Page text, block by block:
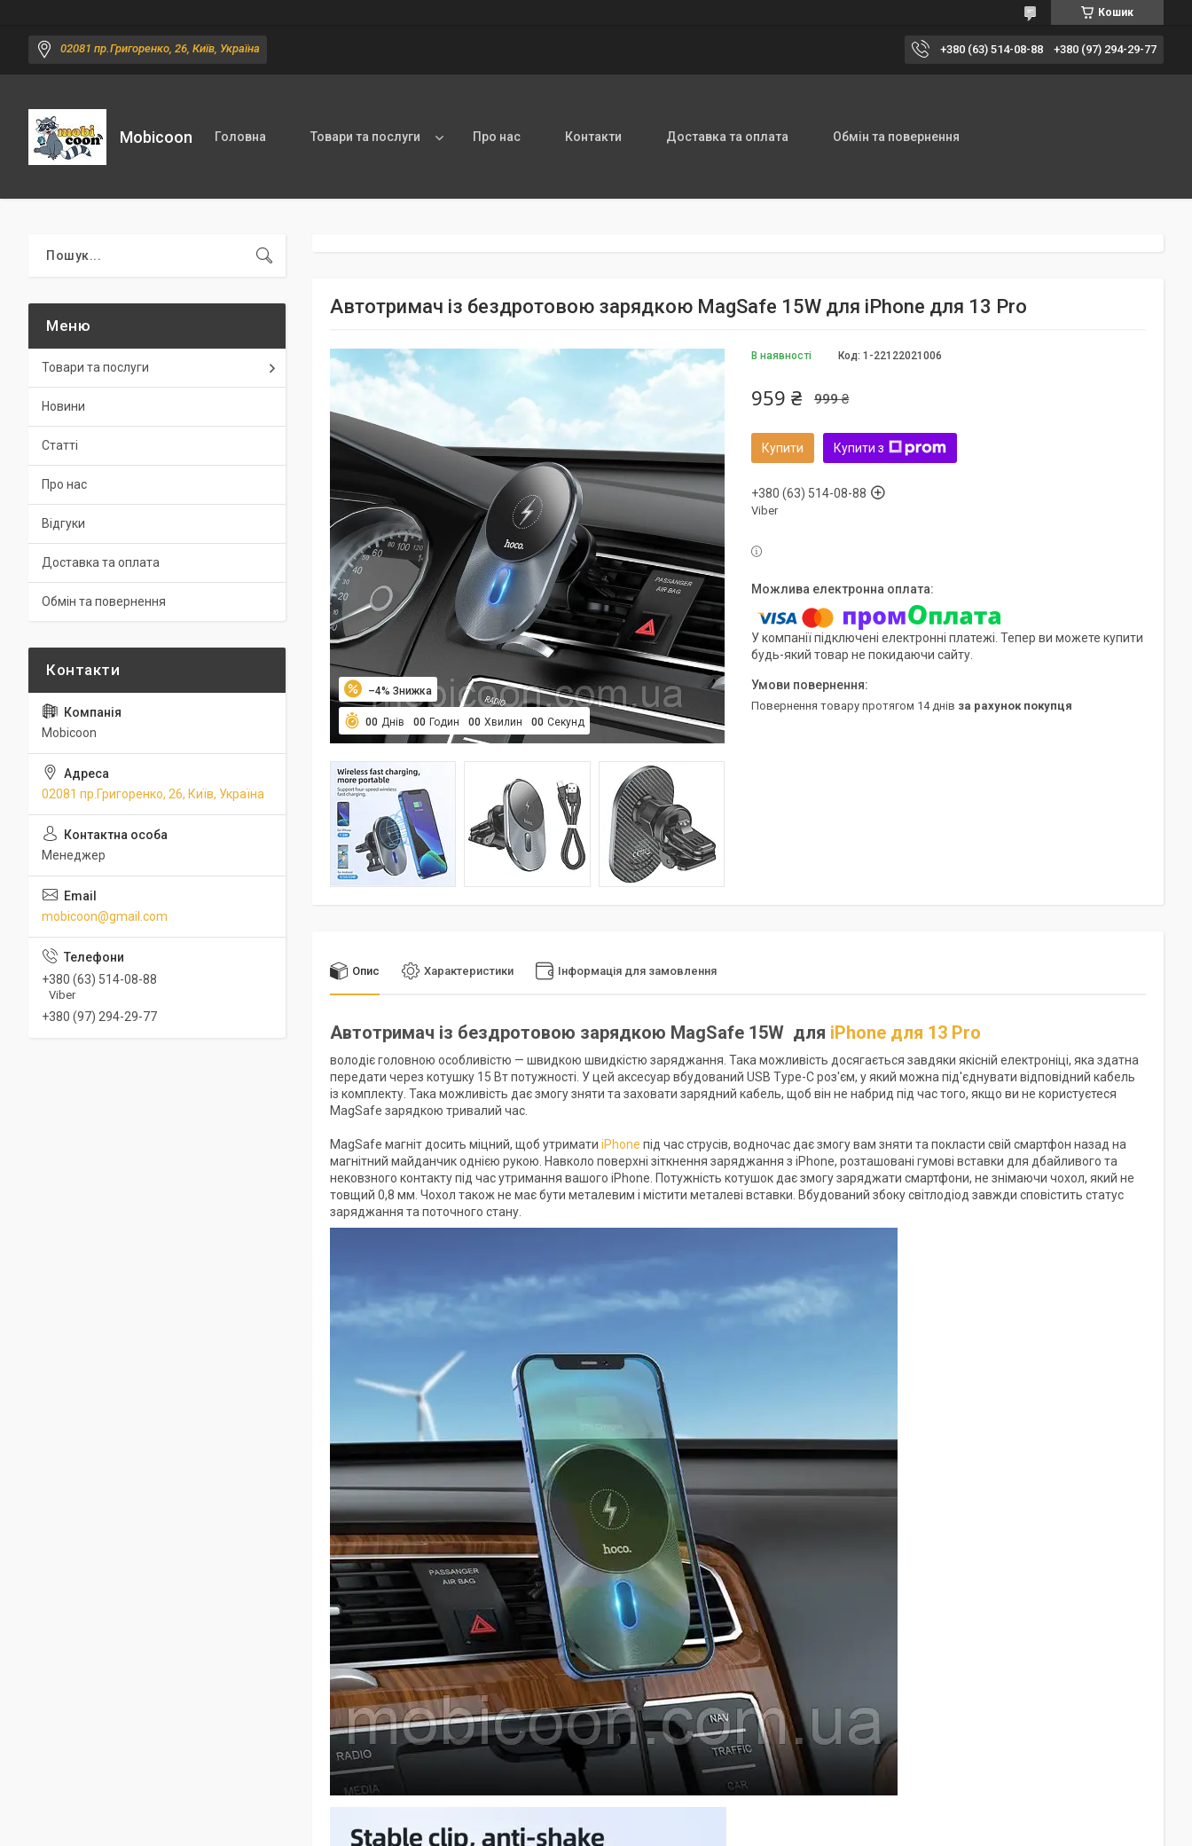
Кошик
02081 пр.Григоренко, 26, Київ, Україна +380 (63) 514-08-88 +380 (97) 294-29-77
Mobicoon Головна Товари та послуги Про нас Контакти Доставка та оплата Обмін та повернення
Автотримач із бездротовою зарядкою MagSafe 15W для iPhone для 13 Pro
–4%
00 Днів 00 Годин 00 Хвилин 00 Секунд
В наявності Код: 1-22122021006
999 ₴
959 ₴
Купити Купити з
+380 (63) 514-08-88
Viber
У компанії підключені електронні платежі. Тепер ви можете купити
будь-який товар не покидаючи сайту.
повернення товару протягом 14 днів за рахунок покупця
Опис Характеристики Інформація для замовлення
Автотримач із бездротовою зарядкою MagSafe 15W для iPhone для 13 Pro
володіє головною особливістю — швидкою швидкістю заряджання. Така можливість досягається завдяки якісній електроніці, яка здатна
передати через котушку 15 Вт потужності. У цей аксесуар вбудований USB Type-C роз'єм, у який можна під'єднувати відповідний кабель
із комплекту. Така можливість дає змогу зняти та заховати зарядний кабель, щоб він не набрид під час того, якщо ви не користуєтеся
MagSafe зарядкою тривалий час.
MagSafe магніт досить міцний, щоб утримати iPhone під час струсів, водночас дає змогу вам зняти та покласти свій смартфон назад на
магнітний майданчик однією рукою. Навколо поверхні зіткнення заряджання з iPhone, розташовані гумові вставки для дбайливого та
нековзного контакту під час утримання вашого iPhone. Потужність котушок дає змогу заряджати смартфони, не знімаючи чохол, який не
товщий 0,8 мм. Чохол також не має бути металевим і містити металеві вставки. Вбудований збоку світлодіод завжди сповістить статус
заряджання та поточного стану.
Товари та послуги
Новини
Статті
Про нас
Відгуки
Доставка та оплата
Обмін та повернення
Mobicoon
02081 пр.Григоренко, 26, Київ, Україна
Менеджер
mobicoon@gmail.com
+380 (63) 514-08-88
Viber
+380 (97) 294-29-77